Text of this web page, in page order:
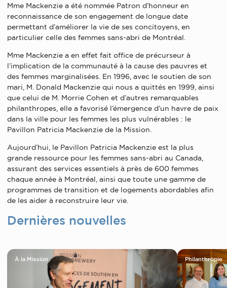
Mme Mackenzie a été nommée Patron d’honneur en
reconnaissance de son engagement de longue date
permettant d’améliorer la vie de ses concitoyens, en
particulier celle des femmes sans-abri de Montréal.
Mme Mackenzie a en effet fait office de précurseur à
l’implication de la communauté à la cause des pauvres et
des femmes marginalisées. En 1996, avec le soutien de son
mari, M. Donald Mackenzie qui nous a quittés en 1999, ainsi
que celui de M. Morrie Cohen et d’autres remarquables
philanthropes, elle a favorisé l’émergence d’un havre de paix
dans la ville pour les femmes les plus vulnérables : le
Pavillon Patricia Mackenzie de la Mission.
Aujourd’hui, le Pavillon Patricia Mackenzie est la plus
grande ressource pour les femmes sans-abri au Canada,
assurant des services essentiels à près de 600 femmes
chaque année à Montréal, ainsi que toute une gamme de
programmes de transition et de logements abordables afin
de les aider à reconstruire leur vie.
Dernières nouvelles
À la Mission Philanthropie